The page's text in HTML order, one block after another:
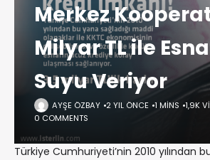
Merkez
Milyar TL ile
Suyu Veriyor
AYŞE ÖZBAY 2 YIL ÖNCE 1 MINS 1,9K
0 COMMENTS
Türkiye Cumhuriyeti’nin 2010 yılından